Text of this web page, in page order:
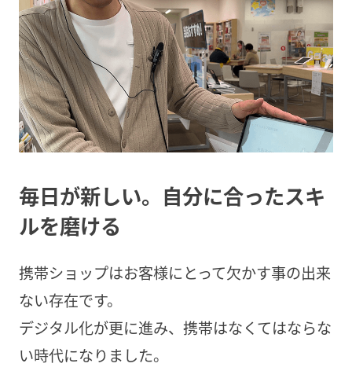
毎日が新しい。自分に合ったスキ
ルを磨ける
携帯ショップはお客様にとって欠かす事の出来
ない存在です。
デジタル化が更に進み、携帯はなくてはならな
い時代になりました。